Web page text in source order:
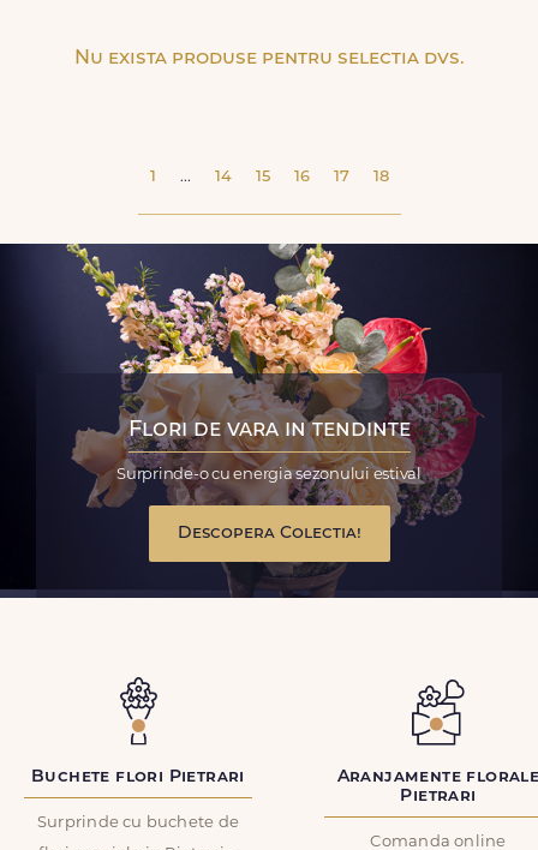
Nu exista produse pentru selectia dvs.
1 ... 14 15 16 17 18
Flori de vara in tendinte
Surprinde-o cu energia sezonului estival
Descopera Colectia!
Buchete flori Pietrari
Surprinde cu buchete de
Aranjamente
Pietrari
Comanda online